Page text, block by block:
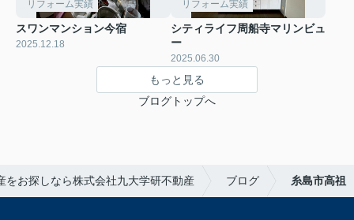
リフォーム実績
スワンマンション今宿
2025.12.18
リフォーム実績
シティライフ周船寺マリンビュ
ー
2025.06.30
もっと見る
ブログトップへ
をお探しなら株式会社九大学研不動産 ブログ 糸島市高祖